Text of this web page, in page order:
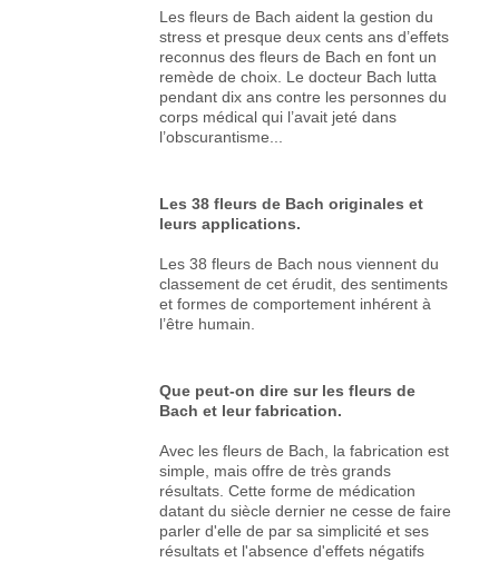
Les fleurs de Bach aident la gestion du
stress et presque deux cents ans d’effets
reconnus des fleurs de Bach en font un
remède de choix. Le docteur Bach lutta
pendant dix ans contre les personnes du
corps médical qui l’avait jeté dans
l’obscurantisme...
Les 38 fleurs de Bach originales et
leurs applications.
Les 38 fleurs de Bach nous viennent du
classement de cet érudit, des sentiments
et formes de comportement inhérent à
l’être humain.
Que peut-on dire sur les fleurs de
Bach et leur fabrication.
Avec les fleurs de Bach, la fabrication est
simple, mais offre de très grands
résultats. Cette forme de médication
datant du siècle dernier ne cesse de faire
parler d'elle de par sa simplicité et ses
résultats et l'absence d'effets négatifs